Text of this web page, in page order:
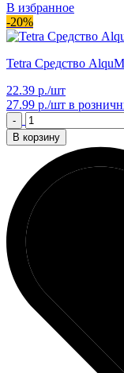
В избранное
-20%
Tetra Средство
22.39 р./шт
27.99 р./шт в
-
В корзину